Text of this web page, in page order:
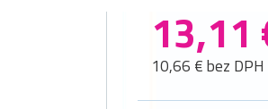
13,11
10,66 € bez DPH